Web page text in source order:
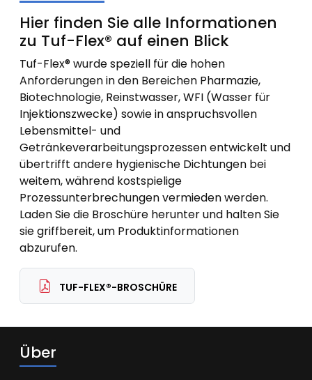
Hier finden Sie alle Informationen
zu Tuf-Flex® auf einen Blick
Tuf-Flex® wurde speziell für die hohen
Anforderungen in den Bereichen Pharmazie,
Biotechnologie, Reinstwasser, WFI (Wasser für
Injektionszwecke) sowie in anspruchsvollen
Lebensmittel- und
Getränkeverarbeitungsprozessen entwickelt und
übertrifft andere hygienische Dichtungen bei
weitem, während kostspielige
Prozessunterbrechungen vermieden werden.
Laden Sie die Broschüre herunter und halten Sie
sie griffbereit, um Produktinformationen
abzurufen.
TUF-FLEX®-BROSCHÜRE
Über